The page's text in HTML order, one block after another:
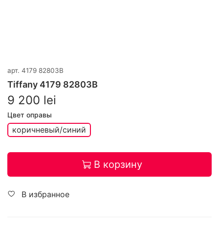
арт. 4179 82803B
Tiffany 4179 82803B
9 200 lei
Цвет оправы
коричневый/синий
В корзину
В избранное